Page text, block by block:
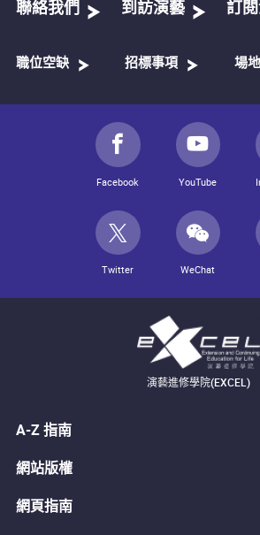
聯絡我們 到訪演藝 訂
職位空缺 招標事項 場
Facebook YouTube
Twitter WeChat
演藝進修學院(EXCEL)
A-Z 指南
網站版權
網頁指南